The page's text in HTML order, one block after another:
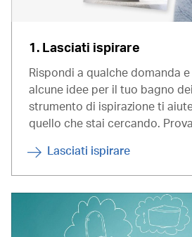
1. Lasciati ispirare
Rispondi a qualche domanda
alcune idee per il tuo bagno
strumento di ispirazione ti
quello che stai cercando.
Lasciati ispirare